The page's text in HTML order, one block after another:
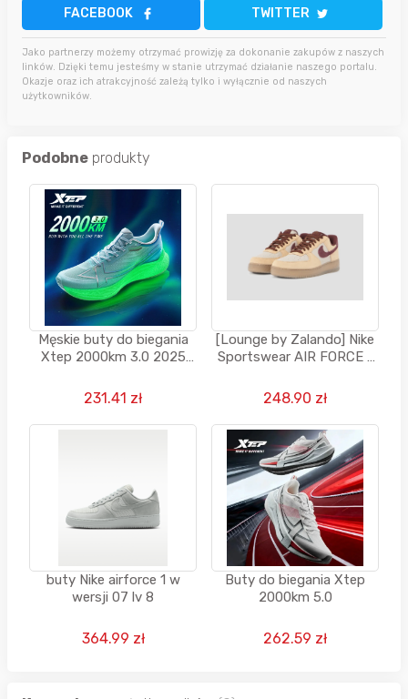
FACEBOOK TWITTER
Jako partnerzy możemy otrzymać prowizję za dokonanie zakupów z naszych
linków. Dzięki temu jesteśmy w stanie utrzymać działanie naszego portalu.
Okazje oraz ich atrakcyjność zależą tylko i wyłącznie od naszych
użytkowników.
Podobne produkty
Męskie buty do biegania
Xtep 2000km 3.0 2025
231.41 zł
[Lounge by Zalando] Nike
Sportswear AIR FORCE 1
- beżowy
248.90 zł
buty Nike airforce 1 w
wersji 07 lv 8
364.99 zł
Buty do biegania Xtep
2000km 5.0
262.59 zł